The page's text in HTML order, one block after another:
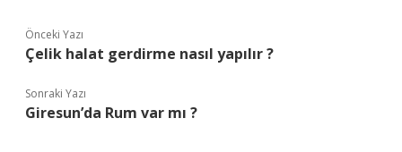
Önceki Yazı
Çelik halat gerdirme nasıl yapılır ?
Sonraki Yazı
Giresun’da Rum var mı ?